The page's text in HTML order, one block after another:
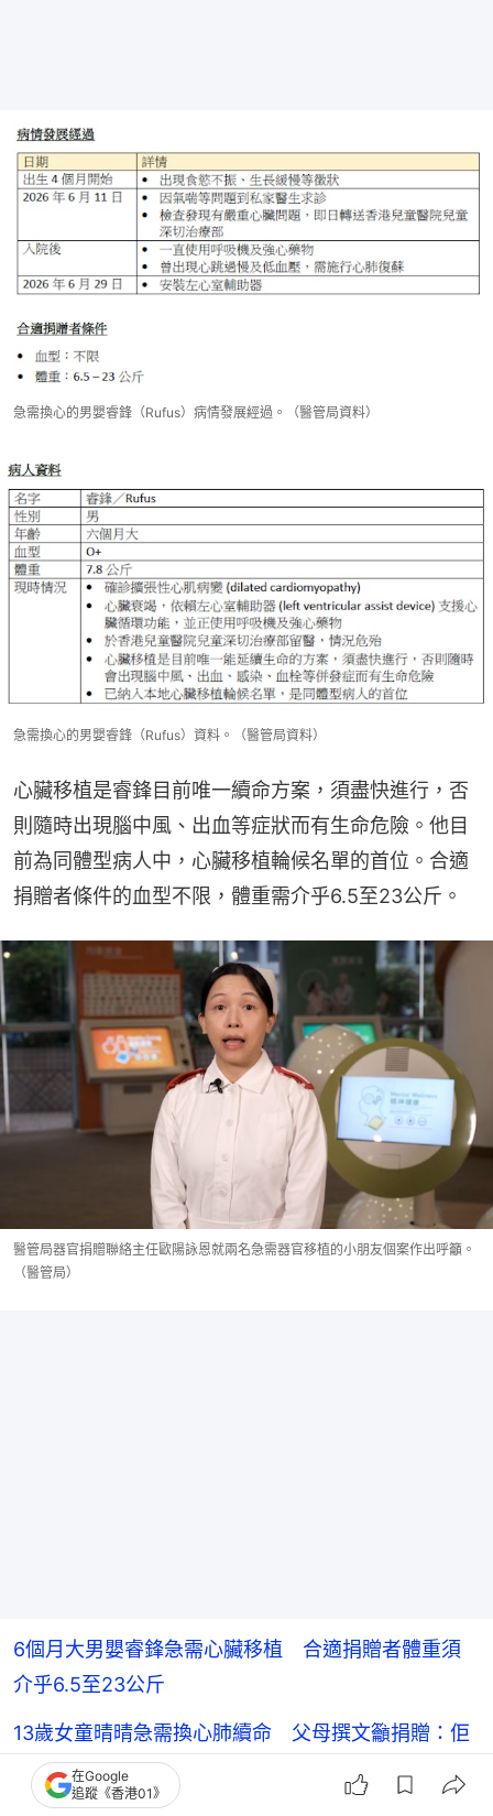
急需換心的男嬰睿鋒（Rufus）病情發展經過。（醫管局資料）
急需換心的男嬰睿鋒（Rufus）資料。（醫管局資料）
心臟移植是睿鋒目前唯一續命方案，須盡快進行，否
則隨時出現腦中風、出血等症狀而有生命危險。他目
前為同體型病人中，心臟移植輪候名單的首位。合適
捐贈者條件的血型不限，體重需介乎6.5至23公斤。
醫管局器官捐贈聯絡主任歐陽詠恩就兩名急需器官移植的小朋友個案作出呼籲。
（醫管局）
6個月大男嬰睿鋒急需心臟移植 合適捐贈者體重須
介乎6.5至23公斤
13歲女童晴晴急需換心肺續命 父母撰文籲捐贈：佢
好驚返唔到屋企
在Google
追蹤《香港01》